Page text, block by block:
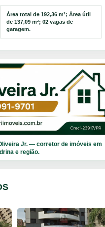
Área total de 192,36 m²; Área útil
de 137,09 m²; 02 vagas de
garagem.
Jr. — corretor de imóveis em
e região.